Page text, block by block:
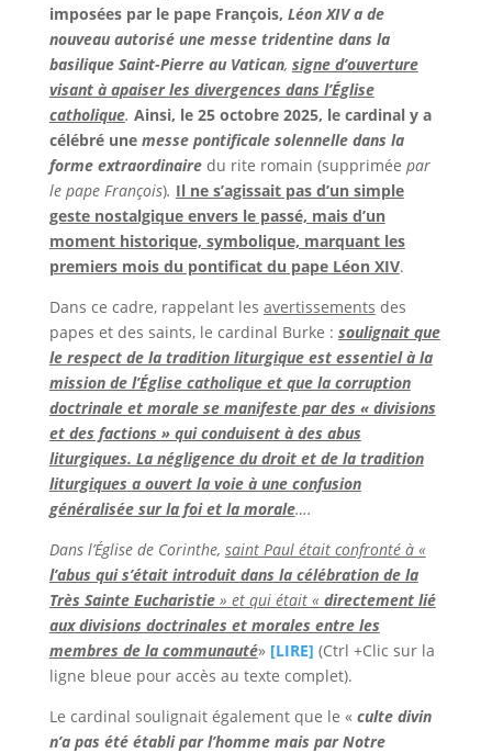
imposées par le pape François, Léon XIVa de
nouveau autorisé une messe tridentine dans la
basilique Saint-Pierre au Vatican, signe d’ouverture
visant à apaiser les divergences dans l’Église
catholique. Ainsi, le 25 octobre 2025, le cardinal y a
célébré une messe pontificale solennelle dans la
forme extraordinairedu rite romain (supprimée par
le pape François). Il ne s’agissait pas d’un simple
geste nostalgique envers le passé, mais d’un
moment historique, symbolique, marquant les
premiers mois du pontificat du pape Léon XIV.
Dans ce cadre, rappelant les avertissements des
papes et des saints, le cardinal Burke : soulignait que
le respect de la tradition liturgique est essentiel à la
mission de l’Église catholique et que la corruption
doctrinale et morale se manifeste par des « divisions
et des factions » qui conduisent à des abus
liturgiques. La négligence du droit et de la tradition
liturgiques a ouvert la voie à une confusion
généralisée sur la foi et la morale….
Dans l’Église de Corinthe, saint Paul était confronté à «
l’abus qui s’était introduit dans la célébration de la
Très Sainte Eucharistie » et qui était «directement lié
aux divisions doctrinales et morales entre les
membres de la communauté» [LIRE] (Ctrl +Clic sur la
ligne bleue pour accès au texte complet).
Le cardinal soulignait également que le « culte divin
n’a pas été établi par l’homme mais par Notre